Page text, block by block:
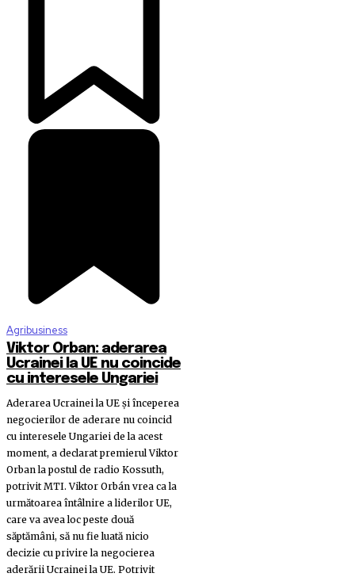
Agribusiness
Viktor Orban: aderarea
Ucrainei la UE nu coincide
cu interesele Ungariei
Aderarea Ucrainei la UE şi începerea
negocierilor de aderare nu coincid
cu interesele Ungariei de la acest
moment, a declarat premierul Viktor
Orban la postul de radio Kossuth,
potrivit MTI. Viktor Orbán vrea ca la
următoarea întâlnire a liderilor UE,
care va avea loc peste două
săptămâni, să nu fie luată nicio
decizie cu privire la negocierea
aderării Ucrainei la UE. Potrivit